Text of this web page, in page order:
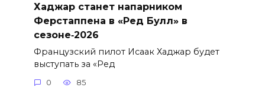
Хаджар станет напарником
Ферстаппена в «Ред Булл» в
сезоне‑2026
Французский пилот Исаак Хаджар будет
выступать за «Ред
0 85